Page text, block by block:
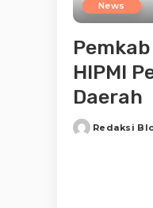
News
HIPMI
Daerah
Posted
Redaksi